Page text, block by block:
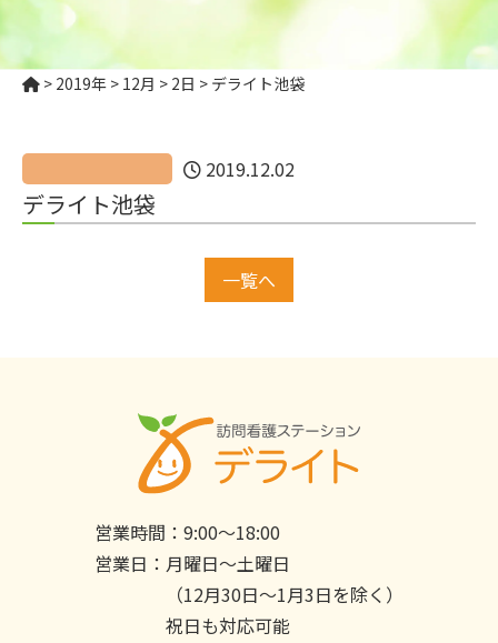
> 2019年 > 12月 > 2日 > デライト池袋
2019.12.02
デライト池袋
一覧へ
営業時間： 9:00〜18:00
営業日： 月曜日〜土曜日
（12月30日〜1月3日を除く）
祝日も対応可能